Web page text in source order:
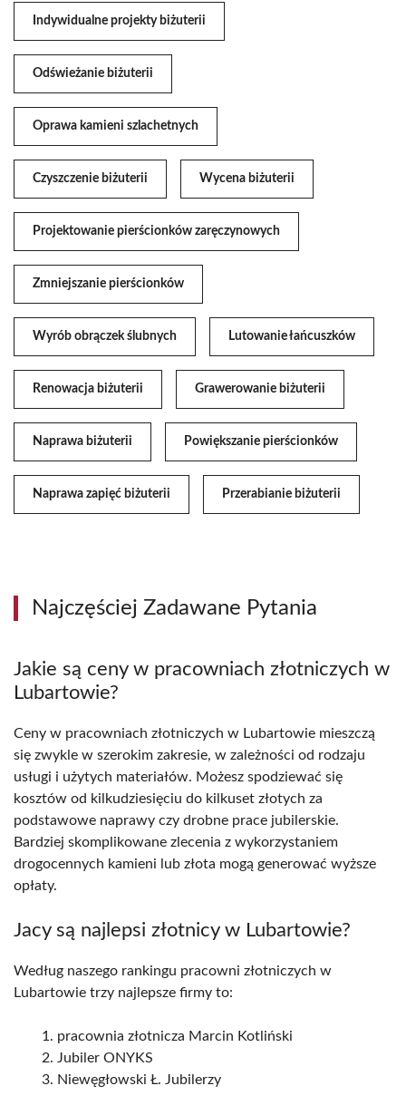
Indywidualne projekty biżuterii
Odświeżanie biżuterii
Oprawa kamieni szlachetnych
Czyszczenie biżuterii Wycena biżuterii
Projektowanie pierścionków zaręczynowych
Zmniejszanie pierścionków
Wyrób obrączek ślubnych Lutowanie łańcuszków
Renowacja biżuterii Grawerowanie biżuterii
Naprawa biżuterii Powiększanie pierścionków
Naprawa zapięć biżuterii Przerabianie biżuterii
Najczęściej Zadawane Pytania
Jakie są ceny w pracowniach złotniczych w
Lubartowie?
Ceny w pracowniach złotniczych w Lubartowie mieszczą
się zwykle w szerokim zakresie, w zależności od rodzaju
usługi i użytych materiałów. Możesz spodziewać się
kosztów od kilkudziesięciu do kilkuset złotych za
podstawowe naprawy czy drobne prace jubilerskie.
Bardziej skomplikowane zlecenia z wykorzystaniem
drogocennych kamieni lub złota mogą generować wyższe
opłaty.
Jacy są najlepsi złotnicy w Lubartowie?
Według naszego rankingu pracowni złotniczych w
Lubartowie trzy najlepsze firmy to:
pracownia złotnicza Marcin Kotliński
Jubiler ONYKS
Niewęgłowski Ł. Jubilerzy